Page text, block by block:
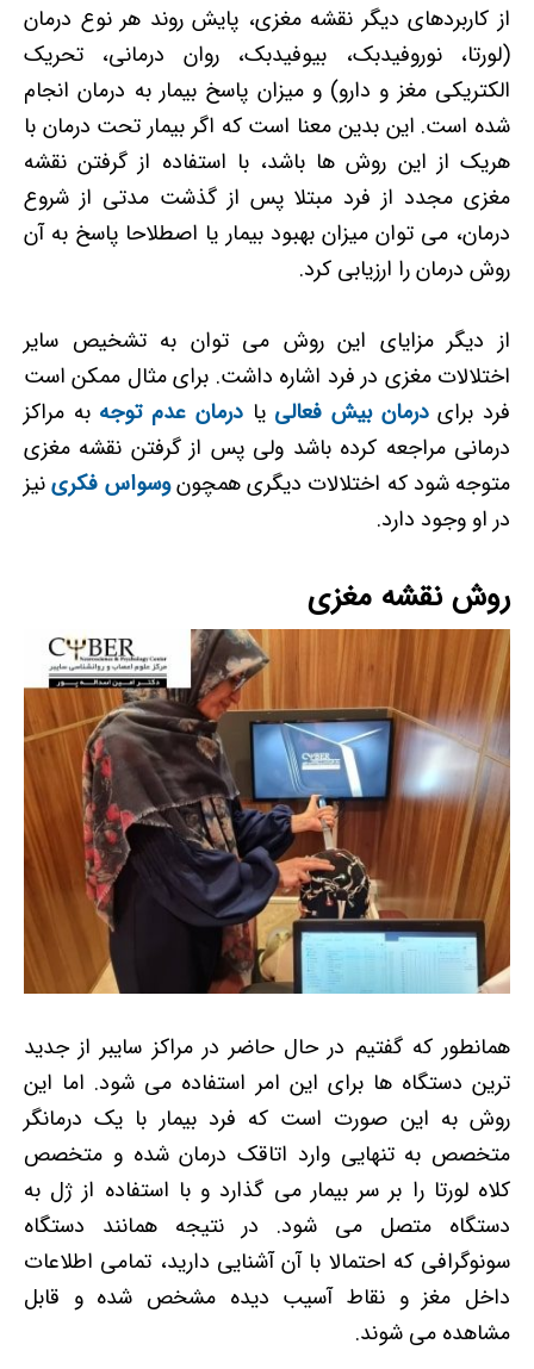
از کاربردهای دیگر نقشه مغزی، پایش روند هر نوع درمان
(لورتا، نوروفیدبک، بیوفیدبک، روان درمانی، تحریک
الکتریکی مغز و دارو) و میزان پاسخ بیمار به درمان انجام
شده است. این بدین معنا است که اگر بیمار تحت درمان با
هریک از این روش ها باشد، با استفاده از گرفتن نقشه
مغزی مجدد از فرد مبتلا پس از گذشت مدتی از شروع
درمان، می توان میزان بهبود بیمار یا اصطلاحا پاسخ به آن
روش درمان را ارزیابی کرد.
از دیگر مزایای این روش می توان به تشخیص سایر
اختلالات مغزی در فرد اشاره داشت. برای مثال ممکن است
فرد برایدرمان بیش فعالی یادرمان عدم توجهبه مراکز
درمانی مراجعه کرده باشد ولی پس از گرفتن نقشه مغزی
متوجه شود که اختلالات دیگری همچونوسواس فکرینیز
در او وجود دارد.
روش نقشه مغزی
همانطور که گفتیم در حال حاضر در مراکز سایبر از جدید
ترین دستگاه ها برای این امر استفاده می شود. اما این
روش به این صورت است که فرد بیمار با یک درمانگر
متخصص به تنهایی وارد اتاقک درمان شده و متخصص
کلاه لورتا را بر سر بیمار می گذارد و با استفاده از ژل به
دستگاه متصل می شود. در نتیجه همانند دستگاه
سونوگرافی که احتمالا با آن آشنایی دارید، تمامی اطلاعات
داخل مغز و نقاط آسیب دیده مشخص شده و قابل
مشاهده می شوند.